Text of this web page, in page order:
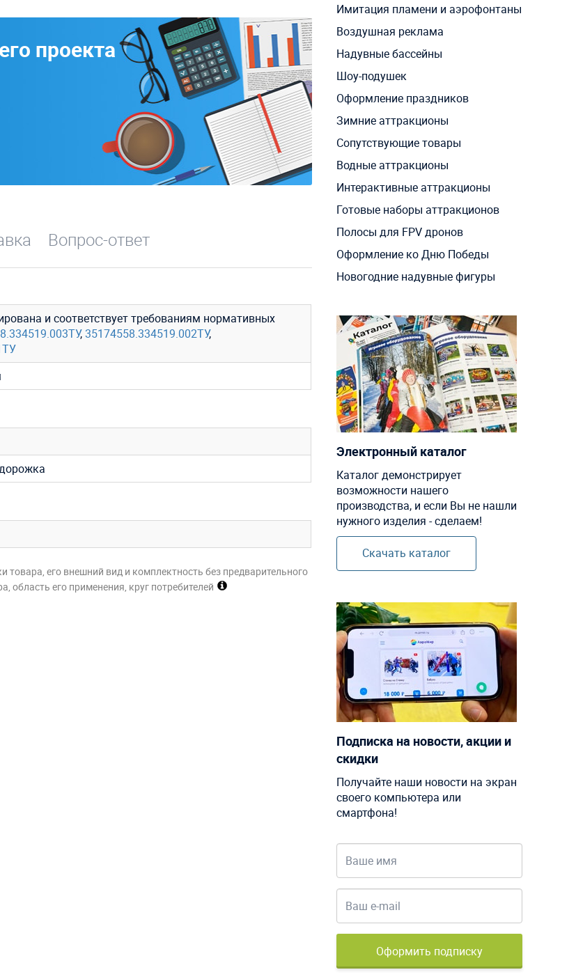
проекта
Вопрос-ответ
и соответствует требованиям нормативных
,35174558.334519.002ТУ,
товара, его внешний вид и комплектность без предварительного
область его применения, круг потребителей
Имитация пламени и аэрофонтаны
Воздушная реклама
Надувные бассейны
Шоу-подушек
Оформление праздников
Зимние аттракционы
Сопутствующие товары
Водные аттракционы
Интерактивные аттракционы
Готовые наборы аттракционов
Полосы для FPV дронов
Оформление ко Дню Победы
Новогодние надувные фигуры
Электронный каталог
Каталог демонстрирует
возможности нашего
производства, и если Вы не нашли
нужного изделия - сделаем!
Скачать каталог
Подписка на новости, акции и
скидки
Получайте наши новости на экран
своего компьютера или
смартфона!
Оформить подписку